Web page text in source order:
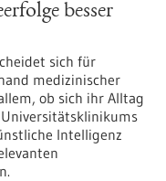
besser
sich für
medizinischer
ob sich ihr Alltag
Universitätsklinikums
Intelligenz